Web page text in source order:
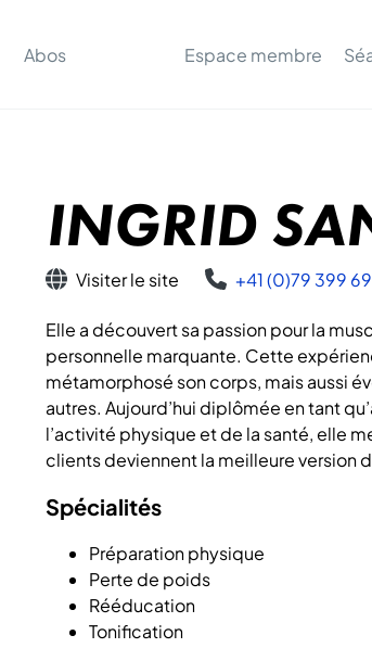
Abos Espace membre
INGRID
Visiter le site +41 (0)79 399
Elle a découvert sa passion pour la
personnelle marquante. Cette
métamorphosé son corps, mais aussi
autres. Aujourd’hui diplômée en tant
l’activité physique et de la santé, elle
clients deviennent la meilleure version
Spécialités
Préparation physique
Perte de poids
Rééducation
Tonification